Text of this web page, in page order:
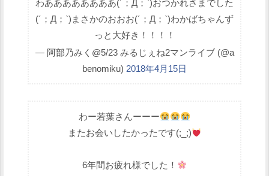
わああああああああ(´；Д；`)おつかれさまでした
(´；Д；`)まさかのおおお(´；Д；`)わかばちゃんず
っと大好き！！！！
— 阿部乃みく@5/23 みるじぇね2マンライブ (@a
benomiku) 2018年4月15日
わー若葉さんーーー
またお会いしたかったです(;_;)
6年間お疲れ様でした！